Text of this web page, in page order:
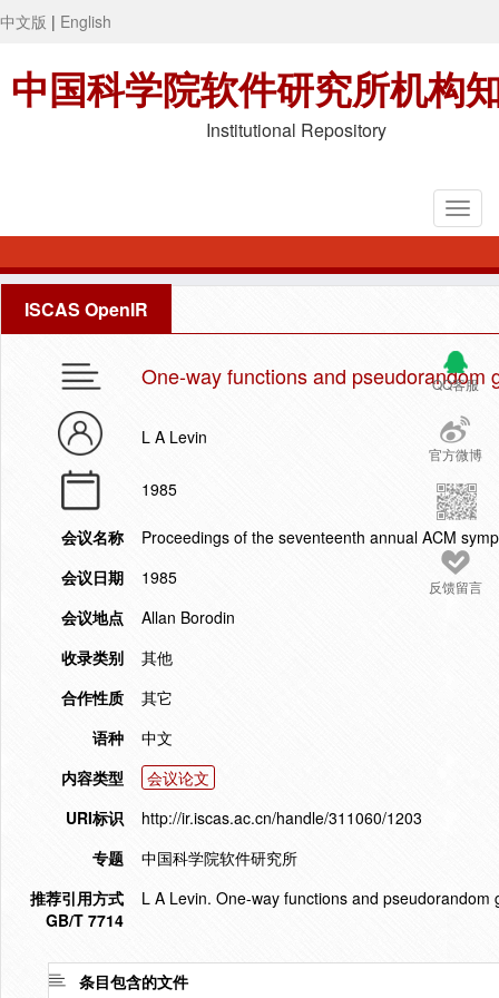
中文版 | English
中国科学院软件研究所机构
Institutional Repository
ISCAS OpenIR
QQ客服
官方微博
反馈留言
One-way functions and pseudorandom
L A Levin
1985
会议名称
Proceedings of the seventeenth annual ACM
会议日期
1985
会议地点
Allan Borodin
收录类别
其他
合作性质
其它
语种
中文
内容类型
会议论文
URI标识
http://ir.iscas.ac.cn/handle/311060/1203
专题
中国科学院软件研究所
推荐引用方式
GB/T 7714
L A Levin. One-way functions and pseudorandom
条目包含的文件